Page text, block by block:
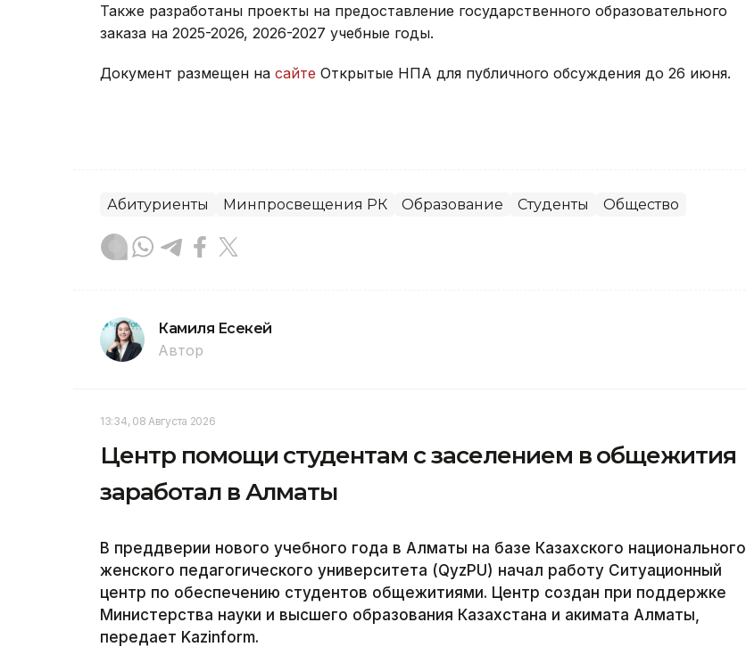
Также разработаны проекты на предоставление государственного образовательного
заказа на 2025-2026, 2026-2027 учебные годы.
Документ размещен на сайте Открытые НПА для публичного обсуждения до 26 июня.
Абитуриенты Минпросвещения РК Образование Студенты Общество
Камиля Есекей
Автор
13:34, 08 Августа 2026
Центр помощи студентам с заселением в общежития
заработал в Алматы
В преддверии нового учебного года в Алматы на базе Казахского национального
женского педагогического университета (QyzPU) начал работу Ситуационный
центр по обеспечению студентов общежитиями. Центр создан при поддержке
Министерства науки и высшего образования Казахстана и акимата Алматы,
передает Kazinform.